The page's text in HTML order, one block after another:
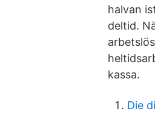
halvan
deltid.
kassa.
Die